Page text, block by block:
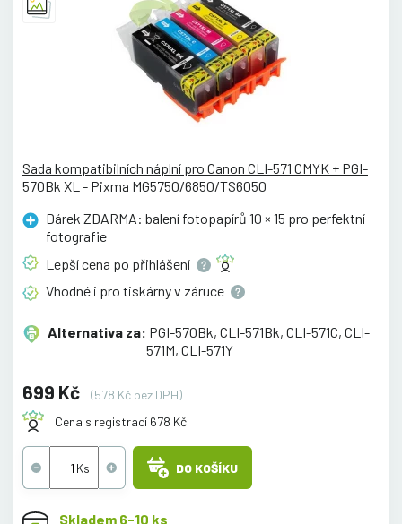
Sada kompatibilních náplní pro Canon CLI-571 CMYK + PGI-
570Bk XL - Pixma MG5750/6850/TS6050
Dárek ZDARMA: balení fotopapírů 10 × 15 pro perfektní
fotografie
Lepší cena po přihlášení
Vhodné i pro tiskárny v záruce
Alternativa za: PGI-570Bk, CLI-571Bk, CLI-571C, CLI-
571M, CLI-571Y
699 Kč
(578 Kč bez DPH)
Cena s registrací 678 Kč
DO KOŠÍKU
Skladem 6-10 ks